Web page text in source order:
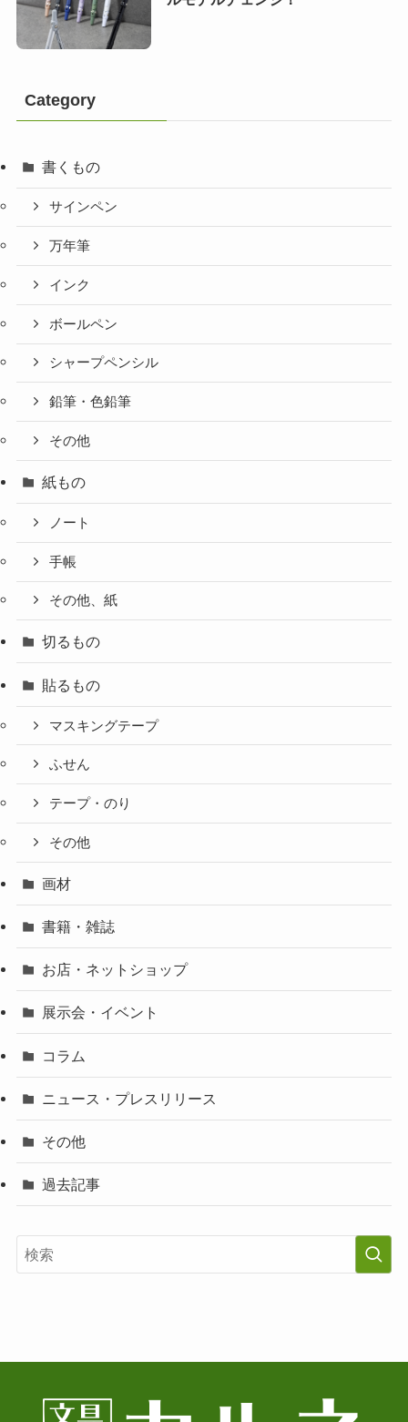
Category
書くもの
サインペン
万年筆
インク
ボールペン
シャープペンシル
鉛筆・色鉛筆
その他
紙もの
ノート
手帳
その他、紙
切るもの
貼るもの
マスキングテープ
ふせん
テープ・のり
その他
画材
書籍・雑誌
お店・ネットショップ
展示会・イベント
コラム
ニュース・プレスリリース
その他
過去記事